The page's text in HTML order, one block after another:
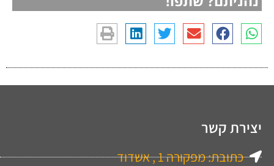
יצירת קשר
כתובת: מפקורה 1 , אשדוד